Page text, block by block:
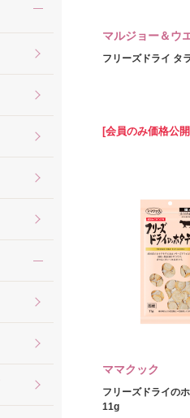
マルジョー＆ウ
フリーズドライ タ
[会員のみ価格公
ママクック
フリーズドライの
11g